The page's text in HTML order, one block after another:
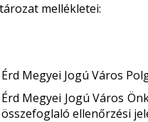
mellékletei:
Érd Megyei Jogú Város
Érd Megyei Jogú Város
összefoglaló ellenőrzési